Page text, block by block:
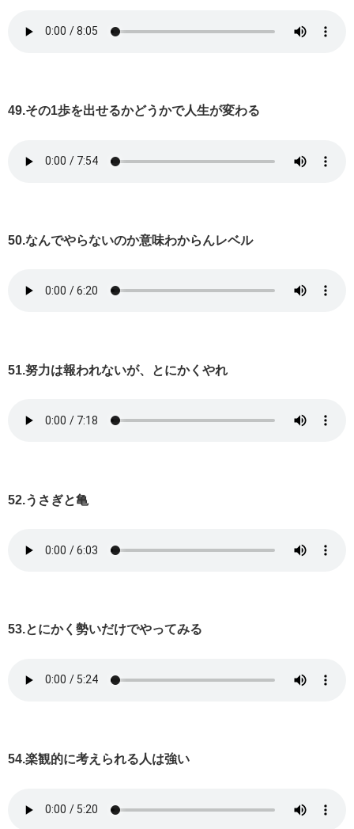
49.その1歩を出せるかどうかで人生が変わる
50.なんでやらないのか意味わからんレベル
51.努力は報われないが、とにかくやれ
52.うさぎと亀
53.とにかく勢いだけでやってみる
54.楽観的に考えられる人は強い